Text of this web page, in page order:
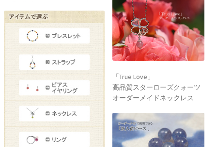
「True Love」
高品質スターローズクォーツ
オーダーメイドネックレス